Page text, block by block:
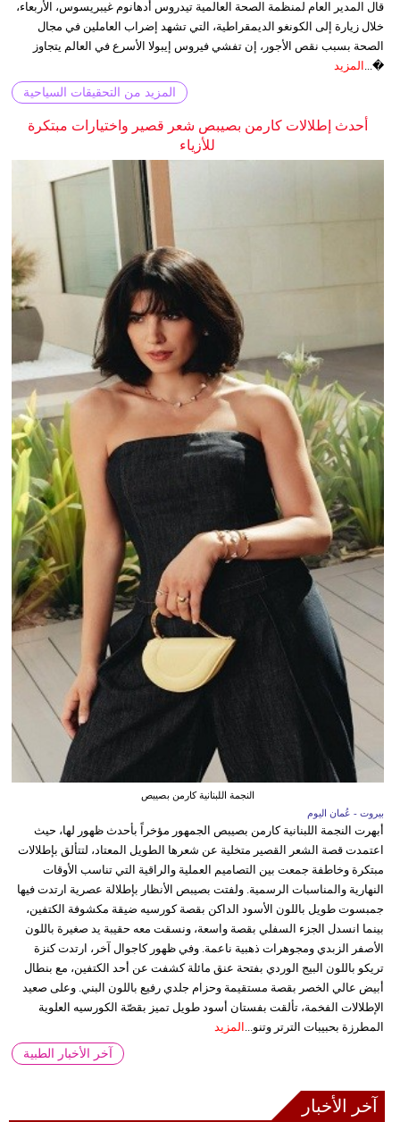
قال المدير العام لمنظمة الصحة العالمية تيدروس أدهانوم غيبريسوس، الأربعاء،
خلال زيارة إلى الكونغو الديمقراطية، التي تشهد إضراب العاملين في مجال
الصحة بسبب نقص الأجور، إن تفشي فيروس إيبولا الأسرع في العالم يتجاوز
�...
المزيد
المزيد من التحقيقات السياحية
أحدث إطلالات كارمن بصيبص شعر قصير واختيارات مبتكرة
للأزياء
النجمة اللبنانية كارمن بصيبص
بيروت - عُمان اليوم
أبهرت النجمة اللبنانية كارمن بصيبص الجمهور مؤخراً بأحدث ظهور لها، حيث
اعتمدت قصة الشعر القصير متخلية عن شعرها الطويل المعتاد، لتتألق بإطلالات
مبتكرة وخاطفة جمعت بين التصاميم العملية والراقية التي تناسب الأوقات
النهارية والمناسبات الرسمية. ولفتت بصيبص الأنظار بإطلالة عصرية ارتدت فيها
جمبسوت طويل باللون الأسود الداكن بقصة كورسيه ضيقة مكشوفة الكتفين،
بينما انسدل الجزء السفلي بقصة واسعة، ونسقت معه حقيبة يد صغيرة باللون
الأصفر الزبدي ومجوهرات ذهبية ناعمة. وفي ظهور كاجوال آخر، ارتدت كنزة
تريكو باللون البيج الوردي بفتحة عنق مائلة كشفت عن أحد الكتفين، مع بنطال
أبيض عالي الخصر بقصة مستقيمة وحزام جلدي رفيع باللون البني. وعلى صعيد
الإطلالات الفخمة، تألقت بفستان أسود طويل تميز بقصّة الكورسيه العلوية
المطرزة بحبيبات الترتر وتنو...
المزيد
آخر الأخبار الطبية
آخر الأخبار